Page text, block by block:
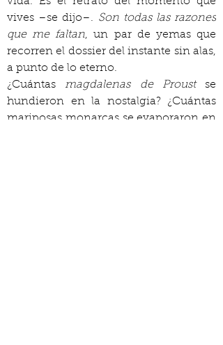
vives –se dijo–. Son todas las razones
que me faltan, un par de yemas que
recorren el dossier del instante sin alas,
a punto de lo eterno.
¿Cuántas magdalenas de Proust se
hundieron en la nostalgia? ¿Cuántas
mariposas monarcas se evaporaron en